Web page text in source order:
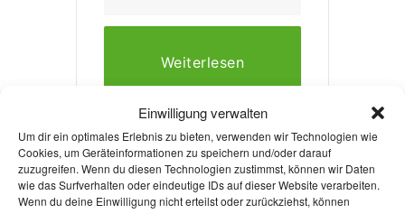
Einwilligung verwalten
Um dir ein optimales Erlebnis zu bieten, verwenden wir Technologien wie
Cookies, um Geräteinformationen zu speichern und/oder darauf
zuzugreifen. Wenn du diesen Technologien zustimmst, können wir Daten
wie das Surfverhalten oder eindeutige IDs auf dieser Website verarbeiten.
Wenn du deine Einwilligung nicht erteilst oder zurückziehst, können
Weiterlesen
+ Zu Google Kalender hinzufügen